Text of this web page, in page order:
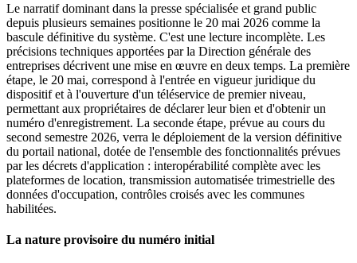
Le narratif dominant dans la presse spécialisée et grand public
depuis plusieurs semaines positionne le 20 mai 2026 comme la
bascule définitive du système. C'est une lecture incomplète. Les
précisions techniques apportées par la Direction générale des
entreprises décrivent une mise en œuvre en deux temps. La première
étape, le 20 mai, correspond à l'entrée en vigueur juridique du
dispositif et à l'ouverture d'un téléservice de premier niveau,
permettant aux propriétaires de déclarer leur bien et d'obtenir un
numéro d'enregistrement. La seconde étape, prévue au cours du
second semestre 2026, verra le déploiement de la version définitive
du portail national, dotée de l'ensemble des fonctionnalités prévues
par les décrets d'application : interopérabilité complète avec les
plateformes de location, transmission automatisée trimestrielle des
données d'occupation, contrôles croisés avec les communes
habilitées.
La nature provisoire du numéro initial